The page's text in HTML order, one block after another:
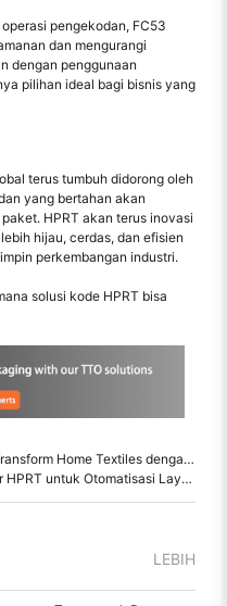
pengekodan, FC53
dan mengurangi
dengan penggunaan
pilihan ideal bagi bisnis yang
terus tumbuh didorong oleh
yang bertahan akan
HPRT akan terus inovasi
hijau, cerdas, dan efisien
perkembangan industri.
solusi kode HPRT bisa
dengan Kecepatan, Precision, dan Penyesuaian
Otomatisasi Layanan Lapangan
LEBIH